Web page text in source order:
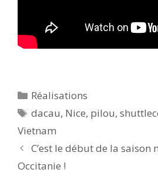
Catégories
Réalisations
Étiquettes
dacau, Nice, pilou,
Vietnam
C’est le début de la saison
Occitanie !